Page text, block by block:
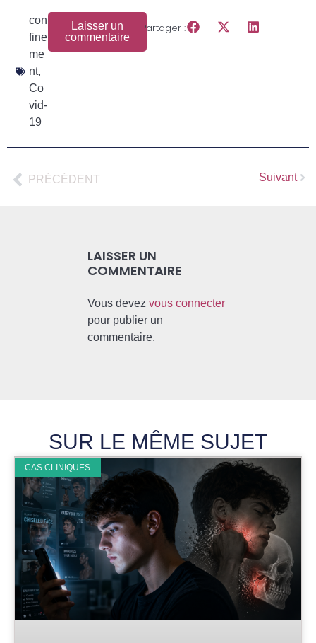
con
fine
me
nt,
Co
vid-
19
Laisser un
commentaire
Partager :
PRÉCÉDENT Suivant
LAISSER UN
COMMENTAIRE
Vous devezvous connecter
pour publier un
commentaire.
SUR LE MÊME SUJET
CAS CLINIQUES